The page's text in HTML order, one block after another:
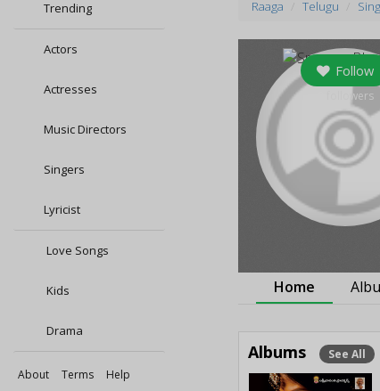
Trending
Actors
Actresses
Music Directors
Singers
Lyricist
Love Songs
Kids
Drama
About Terms
Help
Raaga Telugu
Follow
followers
Home
Albums See All